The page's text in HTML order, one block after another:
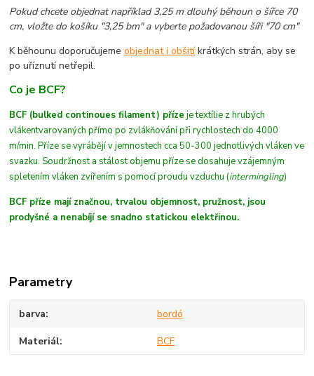
Pokud chcete objednat například 3,25 m dlouhý běhoun o šířce 70
cm, vložte do košíku "3,25 bm" a vyberte požadovanou šíři "70 cm"
K běhounu doporučujemeobjednat i obšitíkrátkých strán, aby se
po uříznutí netřepil.
Co je BCF?
BCF (bulked continoues filament) příze je textílie z hrubých
vlákentvarovanýchpřímo po zvlákňování při rychlostech do 4000
m/min. Příze se vyrábějí v jemnostech cca 50-300 jednotlivých vláken ve
svazku. Soudržnost a stálost objemu příze se dosahuje vzájemným
spletením vláken zvířením s pomocí proudu vzduchu (intermingling)
BCF příze mají značnou, trvalou objemnost, pružnost, jsou
prodyšné a nenabíjí se snadno statickou elektřinou.
Parametry
barva bordó
Materiál BCF